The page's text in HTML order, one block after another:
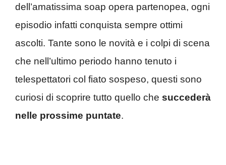
dell’amatissima soap opera partenopea, ogni
episodio infatti conquista sempre ottimi
ascolti. Tante sono le novità e i colpi di scena
che nell’ultimo periodo hanno tenuto i
telespettatori col fiato sospeso, questi sono
curiosi di scoprire tutto quello che succederà
nelle prossime puntate.